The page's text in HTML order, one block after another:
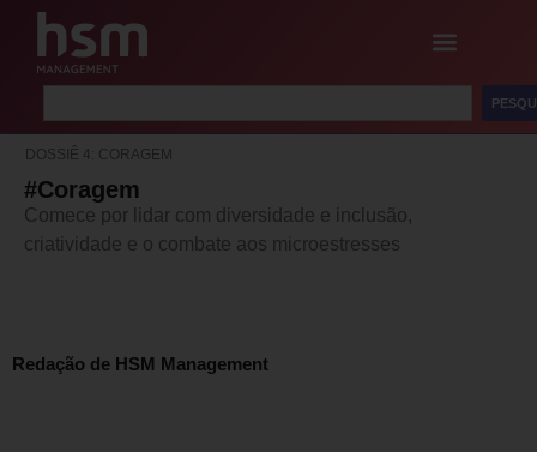
DOSSIÊ 4: CORAGEM
#Coragem
Comece por lidar com diversidade e inclusão,
criatividade e o combate aos microestresses
Redação de HSM Management